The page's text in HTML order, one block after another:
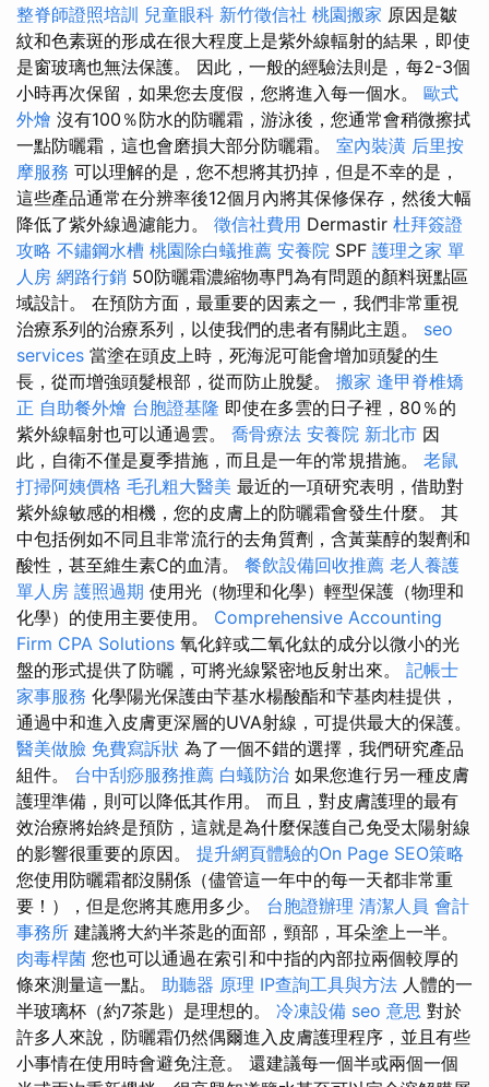
整脊師證照培訓 兒童眼科 新竹徵信社 桃園搬家 原因是皺
紋和色素斑的形成在很大程度上是紫外線輻射的結果，即使
是窗玻璃也無法保護。 因此，一般的經驗法則是，每2-3個
小時再次保留，如果您去度假，您將進入每一個水。 歐式
外燴 沒有100％防水的防曬霜，游泳後，您通常會稍微擦拭
一點防曬霜，這也會磨損大部分防曬霜。 室內裝潢 后里按
摩服務 可以理解的是，您不想將其扔掉，但是不幸的是，
這些產品通常在分辨率後12個月內將其保修保存，然後大幅
降低了紫外線過濾能力。 徵信社費用 Dermastir 杜拜簽證
攻略 不鏽鋼水槽 桃園除白蟻推薦 安養院 SPF 護理之家 單
人房 網路行銷 50防曬霜濃縮物專門為有問題的顏料斑點區
域設計。 在預防方面，最重要的因素之一，我們非常重視
治療系列的治療系列，以使我們的患者有關此主題。 seo
services 當塗在頭皮上時，死海泥可能會增加頭髮的生
長，從而增強頭髮根部，從而防止脫髮。 搬家 逢甲脊椎矯
正 自助餐外燴 台胞證基隆 即使在多雲的日子裡，80％的
紫外線輻射也可以通過雲。 喬骨療法 安養院 新北市 因
此，自衛不僅是夏季措施，而且是一年的常規措施。 老鼠
打掃阿姨價格 毛孔粗大醫美 最近的一項研究表明，借助對
紫外線敏感的相機，您的皮膚上的防曬霜會發生什麼。 其
中包括例如不同且非常流行的去角質劑，含黃葉醇的製劑和
酸性，甚至維生素C的血清。 餐飲設備回收推薦 老人養護
單人房 護照過期 使用光（物理和化學）輕型保護（物理和
化學）的使用主要使用。 Comprehensive Accounting
Firm CPA Solutions 氧化鋅或二氧化鈦的成分以微小的光
盤的形式提供了防曬，可將光線緊密地反射出來。 記帳士
家事服務 化學陽光保護由芐基水楊酸酯和芐基肉桂提供，
通過中和進入皮膚更深層的UVA射線，可提供最大的保護。
醫美做臉 免費寫訴狀 為了一個不錯的選擇，我們研究產品
組件。 台中刮痧服務推薦 白蟻防治 如果您進行另一種皮膚
護理準備，則可以降低其作用。 而且，對皮膚護理的最有
效治療將始終是預防，這就是為什麼保護自己免受太陽射線
的影響很重要的原因。 提升網頁體驗的On Page SEO策略
您使用防曬霜都沒關係（儘管這一年中的每一天都非常重
要！），但是您將其應用多少。 台胞證辦理 清潔人員 會計
事務所 建議將大約半茶匙的面部，頸部，耳朵塗上一半。
肉毒桿菌 您也可以通過在索引和中指的內部拉兩個較厚的
條來測量這一點。 助聽器 原理 IP查詢工具與方法 人體的一
半玻璃杯（約7茶匙）是理想的。 冷凍設備 seo 意思 對於
許多人來說，防曬霜仍然偶爾進入皮膚護理程序，並且有些
小事情在使用時會避免注意。 還建議每一個半或兩個一個